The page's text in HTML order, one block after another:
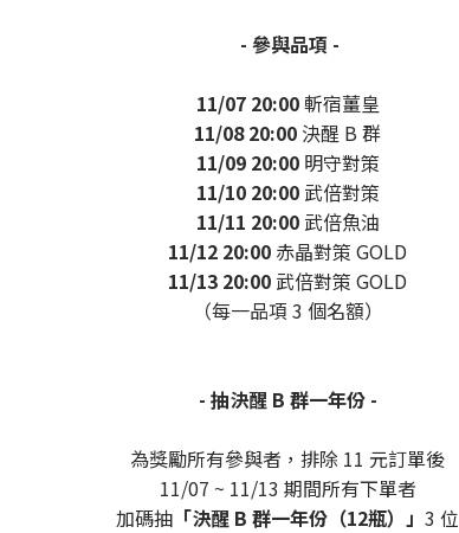
- 參與品項 -
11/07 20:00斬宿薑皇
11/08 20:00 決醒 B 群
11/09 20:00 明守對策
11/10 20:00 武倍對策
11/11 20:00 武倍魚油
11/12 20:00 赤晶對策 GOLD
11/13 20:00 武倍對策 GOLD
（每一品項 3 個名額）
- 抽決醒 B 群一年份 -
為獎勵所有參與者，排除 11 元訂單後
11/07 ~ 11/13 期間所有下單者
加碼抽 「決醒 B 群一年份（12瓶）」 3 位